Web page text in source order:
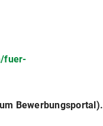
fuer-
Bewerbungsportal).